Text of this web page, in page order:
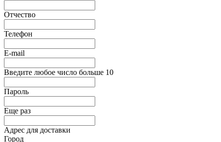
Отчество
Телефон
E-mail
Введите любое число больше 10
Пароль
Еще раз
Адрес для доставки
Город